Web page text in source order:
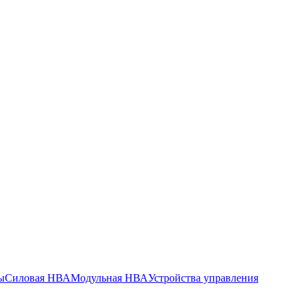
Силовая НВАМодульная НВАУстройства управления